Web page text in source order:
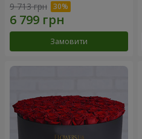
9 713 грн
Замовити